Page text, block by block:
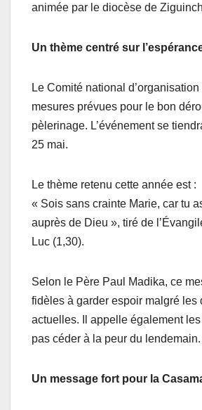
animée par le diocèse de
Un thème centré sur
Le Comité national
mesures prévues pour le bon
pèlerinage. L’événement se
25 mai.
Le thème retenu cette année est :
« Sois sans crainte Marie, car tu
auprès de Dieu », tiré de
Luc (1,30).
Selon le Père Paul Madika, ce
fidèles à garder espoir malgré les
actuelles. Il appelle également
pas céder à la peur du lendemain.
Un message fort pour la